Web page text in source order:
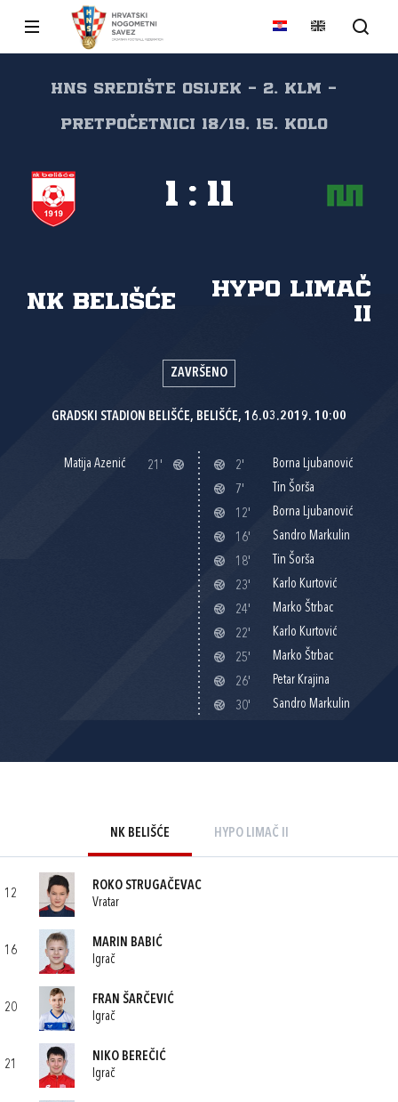
HNS Središte Osijek - 2. KLM -
Pretpočetnici 18/19, 15. kolo
NK Belišće
HYPO LIMAČ
II
1 : 11
ZAVRŠENO
GRADSKI STADION BELIŠĆE, BELIŠĆE, 16.03.2019. 10:00
Matija Azenić 21' 2'
Borna Ljubanović
7'
Tin Šorša
12'
Borna Ljubanović
16'
Sandro Markulin
18'
Tin Šorša
23'
Karlo Kurtović
24'
Marko Štrbac
22'
Karlo Kurtović
25'
Marko Štrbac
26'
Petar Krajina
30'
Sandro Markulin
NK BELIŠĆE HYPO LIMAČ II
12
ROKO STRUGAČEVAC
Vratar
16
MARIN BABIĆ
Igrač
20
FRAN ŠARČEVIĆ
Igrač
21
NIKO BEREČIĆ
Igrač